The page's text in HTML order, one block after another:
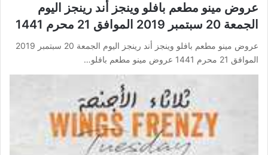
عروض مينو مطعم بافلو وينجز أند رينجز اليوم
الجمعة 20 سبتمبر 2019 الموافق 21 محرم 1441
عروض مينو مطعم بافلو وينجز أند رينجز اليوم الجمعة 20 سبتمبر 2019
الموافق 21 محرم 1441 عروض مينو مطعم بافلو…